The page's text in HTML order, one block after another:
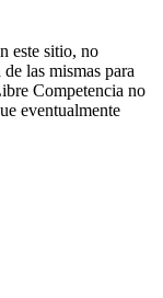
este sitio, no
las mismas para
Competencia no
eventualmente